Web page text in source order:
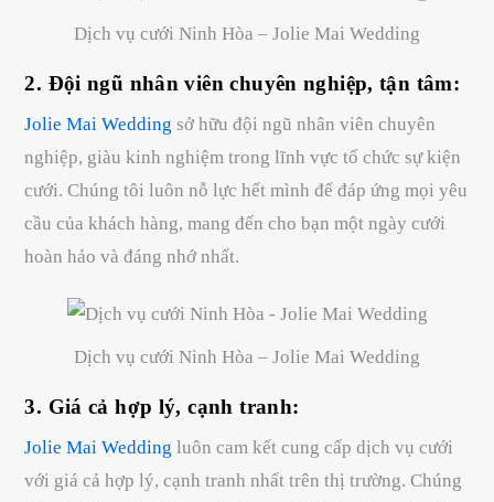
Dịch vụ cưới Ninh Hòa – Jolie Mai Wedding
2. Đội ngũ nhân viên chuyên nghiệp, tận tâm:
Jolie Mai Wedding sở hữu đội ngũ nhân viên chuyên
nghiệp, giàu kinh nghiệm trong lĩnh vực tổ chức sự kiện
cưới. Chúng tôi luôn nỗ lực hết mình để đáp ứng mọi yêu
cầu của khách hàng, mang đến cho bạn một ngày cưới
hoàn hảo và đáng nhớ nhất.
Dịch vụ cưới Ninh Hòa – Jolie Mai Wedding
3. Giá cả hợp lý, cạnh tranh:
Jolie Mai Wedding luôn cam kết cung cấp dịch vụ cưới
với giá cả hợp lý, cạnh tranh nhất trên thị trường. Chúng